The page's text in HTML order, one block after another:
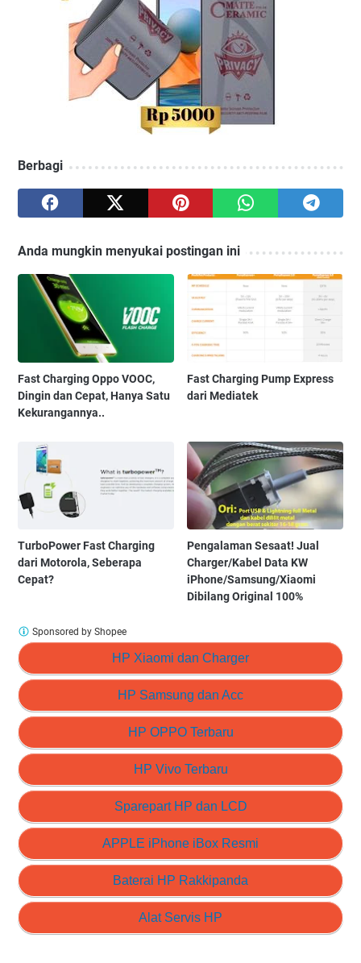
Berbagi
Anda mungkin menyukai postingan ini
Fast Charging Oppo VOOC,
Dingin dan Cepat, Hanya Satu
Kekurangannya..
Fast Charging Pump Express
dari Mediatek
TurboPower Fast Charging
dari Motorola, Seberapa
Cepat?
Pengalaman Sesaat! Jual
Charger/Kabel Data KW
iPhone/Samsung/Xiaomi
Dibilang Original 100%
HP Xiaomi dan Charger
HP Samsung dan Acc
HP OPPO Terbaru
HP Vivo Terbaru
Sparepart HP dan LCD
APPLE iPhone iBox Resmi
Baterai HP Rakkipanda
Alat Servis HP
Sponsored by Shopee